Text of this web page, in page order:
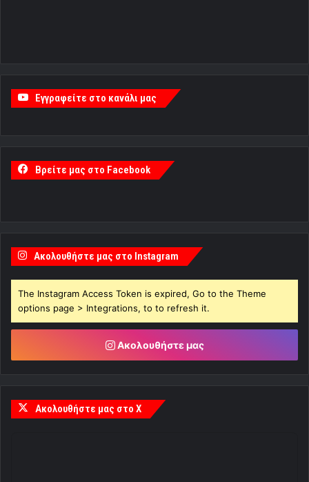
Εγγραφείτε στο κανάλι μας
Βρείτε μας στο Facebook
Ακολουθήστε μας στο Instagram
The Instagram Access Token is expired, Go to the Theme
options page > Integrations, to to refresh it.
Ακολουθήστε μας
Ακολουθήστε μας στο X